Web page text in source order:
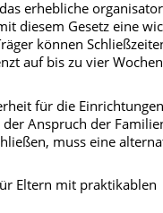
erhebliche
diesem Gesetz eine
können
auf bis zu vier
für die
Anspruch der
muss eine
Eltern mit praktikablen